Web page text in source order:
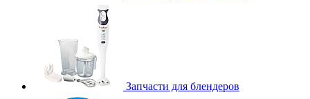
Запчасти для блендеров